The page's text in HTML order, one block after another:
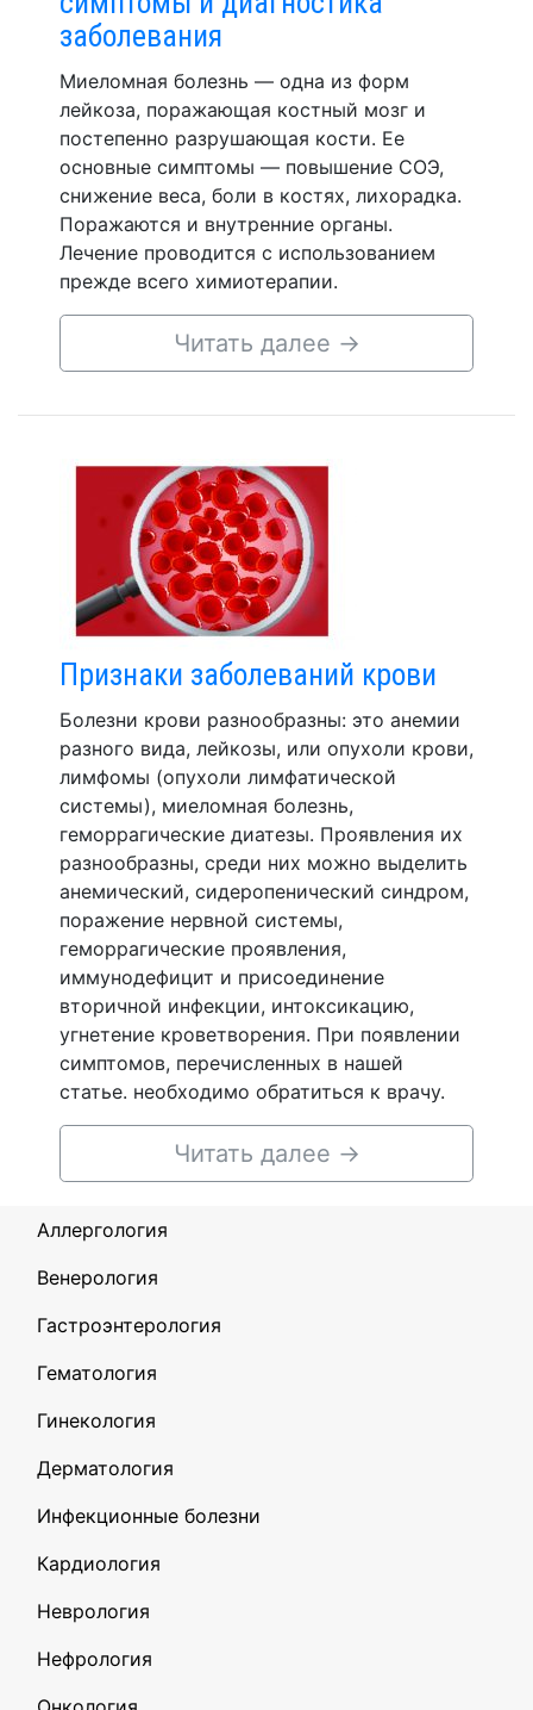
заболевания
Миеломная болезнь — одна из форм
лейкоза, поражающая костный мозг и
постепенно разрушающая кости. Ее
основные симптомы — повышение СОЭ,
снижение веса, боли в костях, лихорадка.
Поражаются и внутренние органы.
Лечение проводится с использованием
прежде всего химиотерапии.
Читать далее →
Признаки заболеваний крови
Болезни крови разнообразны: это анемии
разного вида, лейкозы, или опухоли крови,
лимфомы (опухоли лимфатической
системы), миеломная болезнь,
геморрагические диатезы. Проявления их
разнообразны, среди них можно выделить
анемический, сидеропенический синдром,
поражение нервной системы,
геморрагические проявления,
иммунодефицит и присоединение
вторичной инфекции, интоксикацию,
угнетение кроветворения. При появлении
симптомов, перечисленных в нашей
статье. необходимо обратиться к врачу.
Читать далее →
Аллергология
Венерология
Гастроэнтерология
Гематология
Гинекология
Дерматология
Инфекционные болезни
Кардиология
Неврология
Нефрология